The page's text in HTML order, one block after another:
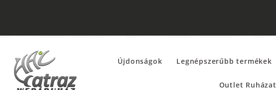
Újdonságok Legnépszerűbb termékek
Outlet Ruházat